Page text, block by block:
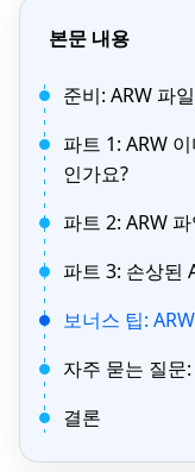
본문 내용
준비: ARW 파
파트 1: ARW
인가요?
파트 2: ARW
파트 3: 손상된
보너스 팁:
자주 묻는 질문:
결론